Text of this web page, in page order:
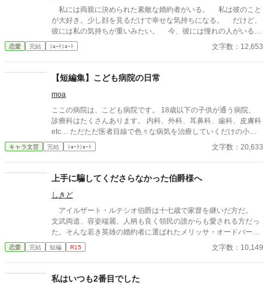
る社内外の信頼、そして壊れた夫婦の絆の果てに待つのは――。
自分の誇りと未来を取り戻すため、すべてを賭けて挑む奏の闘
い。復讐の果てに見える新たな希望と、繊細な人間ドラマが交錯
私には両親に決められた素敵な婚約者がいる。 私は彼のこと
が大好き。少し顔を見るだけで幸せな気持ちになる。 だけど、
彼には私の気持ちが重いみたい。 今、彼には憧れの人がいる。
その人は大人びた雰囲気をもつ二つ上の先輩。 彼は心は自由で
いたい言っていた。 その女性と話す時、私には見せない楽しそ
たちは言う。お互いに干渉しない割り切った夫婦のほうが気が楽
激しい気持ちを封印してもらったの。 ※このお話はハッピーエン
ドではありません。 ※短いお話でサクサクと進めたいと思いま
す。
恋愛 完結 ｼｮｰﾄｼｮｰﾄ 文字数：12,653
【短編集】こども病院の日常
moa
ここの病院は、こども病院です。 18歳以下の子供が通う病院、
診療科はたくさんあります。 内科、外科、耳鼻科、歯科、皮膚科
etc… ただただ医者目線で色々な病気を治療していくだけの小説
です。 恋愛要素などは一切ありません。 密着病院24時！的な感
じです。 人物像などは表記していない為、読者様のご想像にお任
ください。 歯科以外の医療知識はそこまで詳しくないのですみま
せんがご了承ください。
キャラ文芸 完結 ｼｮｰﾄｼｮｰﾄ 文字数：20,633
上手に騙してくださらなかった伯爵様へ
しきど
アイルザート・ルテシオ伯爵は十七歳で家督を継いだ方だ。
文武両道、容姿端麗、人柄も良く領民の誰からも愛される方だっ
た。そんな若き英雄の婚約者に選ばれたメリッサ・オードバーン
子爵令嬢は、自身を果報者と信じて疑っていなかった。 彼が屋
敷のメイドと関係を持っていると知る事になる、その時までは。
るつもりだった。分かっていてそれでも、許せなかった。 メリ
恋愛 完結 短編 R15 文字数：10,149
私はいつも2番目でした